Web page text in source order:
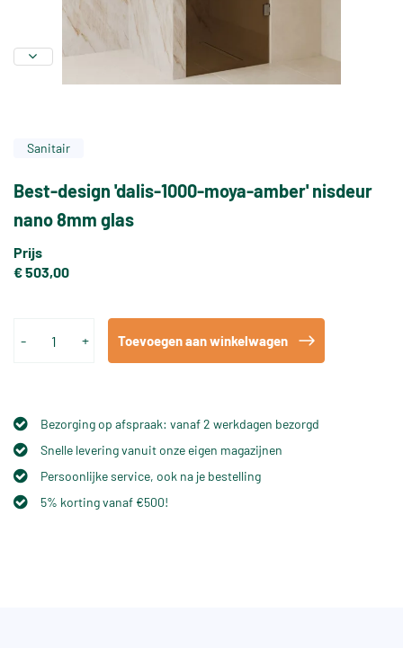
Sanitair
Best-design 'dalis-1000-moya-amber' nisdeur
nano 8mm glas
Prijs
€ 503,00
- + Toevoegen aan winkelwagen
Bezorging op afspraak: vanaf 2 werkdagen bezorgd
Snelle levering vanuit onze eigen magazijnen
Persoonlijke service, ook na je bestelling
5% korting vanaf €500!